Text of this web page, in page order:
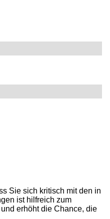
Sie sich kritisch mit den in
ist hilfreich zum
erhöht die Chance, die